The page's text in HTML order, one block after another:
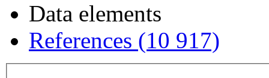
Data elements
References (10 917)